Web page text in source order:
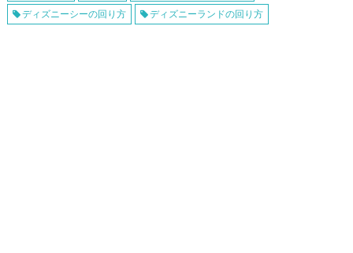
ディズニーシーの回り方
ディズニーランドの回り方